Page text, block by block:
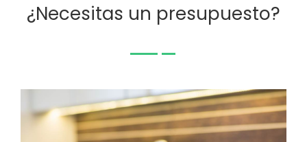
¿Necesitas un presupuesto?